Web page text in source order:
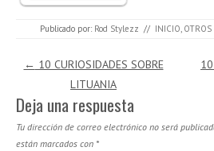
Publicado por: Rod Stylezz // INICIO, OTROS
Navegación de entradas
← 10 CURIOSIDADES SOBRE
LITUANIA
Deja una respuesta
Tu dirección de correo electrónico no será
están marcados con *